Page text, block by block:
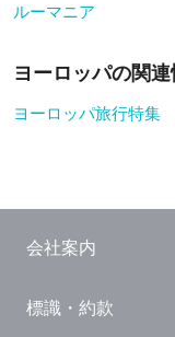
ルーマニア
ヨーロッパの関連
ヨーロッパ旅行特集
会社案内
標識・約款